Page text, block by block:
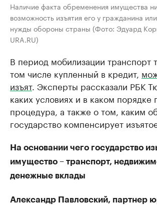
Наличие факта обременения имущества
возможность изъятия его у гражданина
нужды обороны страны (Фото: Эдуард
URA.RU)
В период мобилизации транспорт
том числе купленный в кредит,
изъят. Эксперты рассказали РБК
каких условиях и в каком порядке
процедура, а также о том, каким
государство компенсирует
На основании чего государство
имущество – транспорт,
денежные вклады
Александр Павловский, партнер